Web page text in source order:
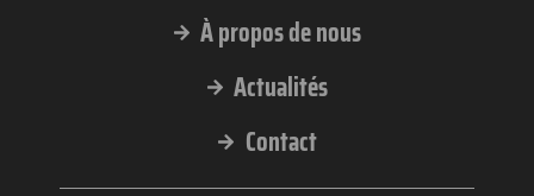
À propos de nous
Actualités
Contact